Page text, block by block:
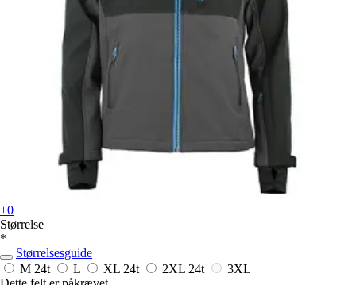
+0
Størrelse
*
Størrelsesguide
M 24t L XL 24t 2XL 24t
3XL